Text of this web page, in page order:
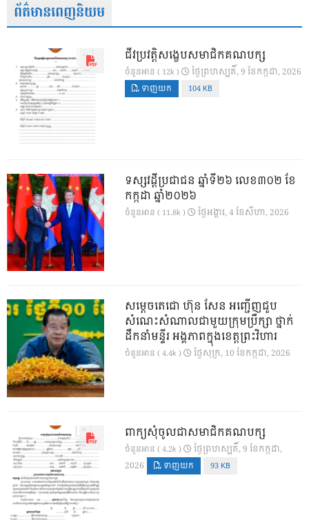
ព័ត៌មានពេញនិយម
ជីវប្រវត្តិសង្ខេបសមាជិកគណបក្ស
ចំនួនអាន ( 12k ) ថ្ងៃ​ព្រហស្បតិ៍, 9 ខែ​កក្កដា, 2026
ទាញយក 104 KB
ទស្សវដ្តីប្រជាជន ឆ្នាំទី២៦ លេខ៣០២ ខែ
កក្កដា ឆ្នាំ២០២៦
ចំនួនអាន ( 11.8k ) ថ្ងៃ​អង្គារ, 4 ខែ​សីហា, 2026
សម្តេចតេជោ ហ៊ុន សែន អញ្ជើញជួប
សំណេះសំណាលជាមួយក្រុមប្រឹក្សា ថ្នាក់
ដឹកនាំមន្ទីរ អង្គភាពក្នុងខេត្តព្រះវិហារ
ចំនួនអាន ( 4.4k ) ថ្ងៃ​សុក្រ, 10 ខែ​កក្កដា, 2026
ពាក្យសុំចូលជាសមាជិកគណបក្ស
ចំនួនអាន ( 4.2k )
ថ្ងៃ​ព្រហស្បតិ៍, 9 ខែ​កក្កដា,
2026
ទាញយក 93 KB